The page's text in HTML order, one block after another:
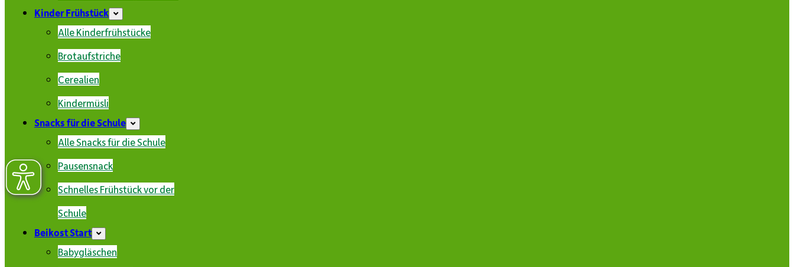
Kinder Frühstück
Alle Kinderfrühstücke
Brotaufstriche
Cerealien
Kindermüsli
Snacks für die Schule
Alle Snacks für die Schule
Pausensnack
Schnelles Frühstück vor der
Schule
Beikost Start
Babygläschen